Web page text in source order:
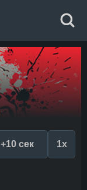
+10 сек 1x